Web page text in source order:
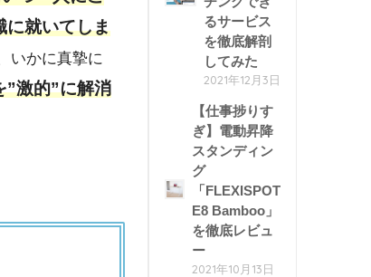
に就いてしま
いかに真摯に
”激的”に解消
るサービス
を徹底解剖
してみた
2021年12月3日
【仕事捗りす
ぎ】電動昇降
スタンディン
グ
「FLEXISPOT
E8 Bamboo」
を徹底レビュ
ー
2021年10月13日